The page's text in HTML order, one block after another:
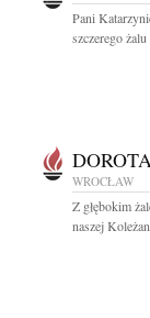
Pani
szczerego
WROCŁAW
Z głębokim
naszej